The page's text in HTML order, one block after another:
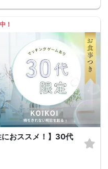
！
におススメ！】30代